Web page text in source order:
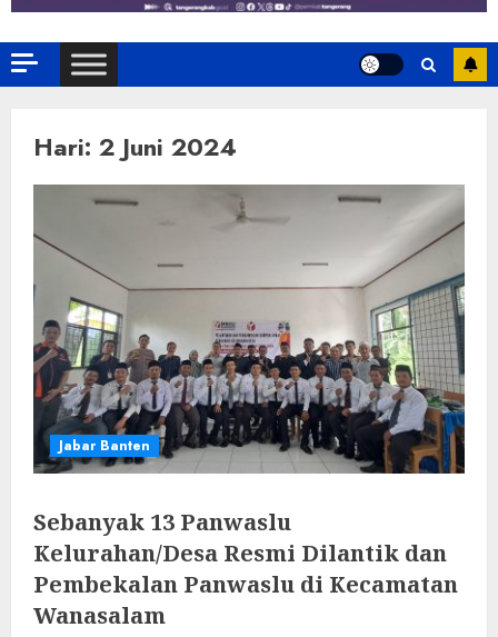
Hari: 2 Juni 2024
Jabar Banten
Sebanyak 13 Panwaslu
Kelurahan/Desa Resmi Dilantik dan
Pembekalan Panwaslu di Kecamatan
Wanasalam